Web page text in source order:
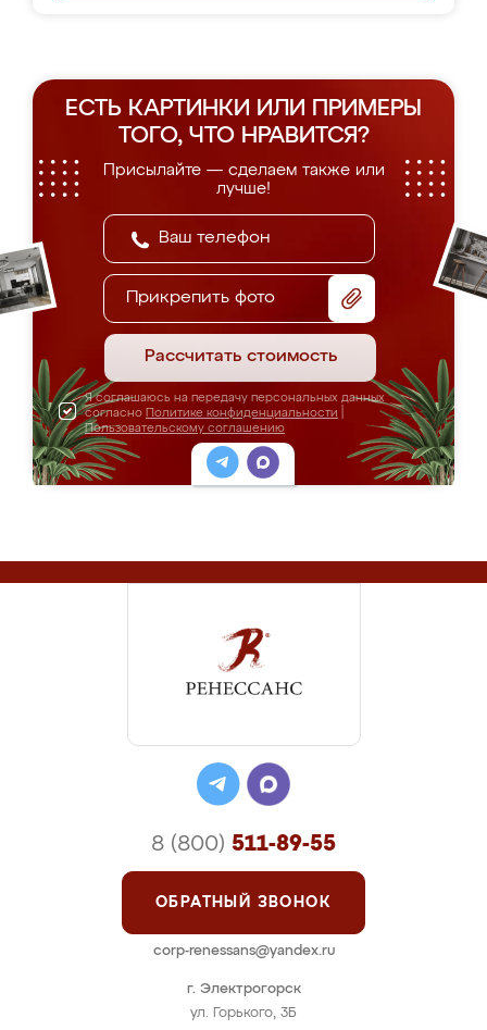
ЕСТЬ КАРТИНКИ ИЛИ ПРИМЕРЫ
ТОГО, ЧТО НРАВИТСЯ?
Присылайте — сделаем также или
лучше!
Прикрепить фото
Рассчитать стоимость
Я соглашаюсь на передачу персональных данных
согласно Политике конфиденциальности
Пользовательскому соглашению
г. Электрогорск
ул. Горького, 3Б
8 (800) 511-89-55
ОБРАТНЫЙ ЗВОНОК
corp-renessans@yandex.ru